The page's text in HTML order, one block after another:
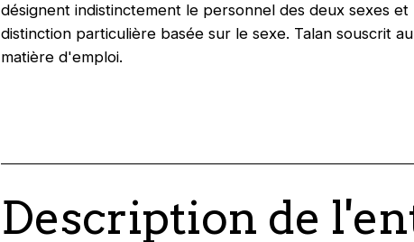
désignent indistinctement le personnel des deux sexes
distinction particulière basée sur le sexe. Talan souscrit
matière d'emploi.
Description de